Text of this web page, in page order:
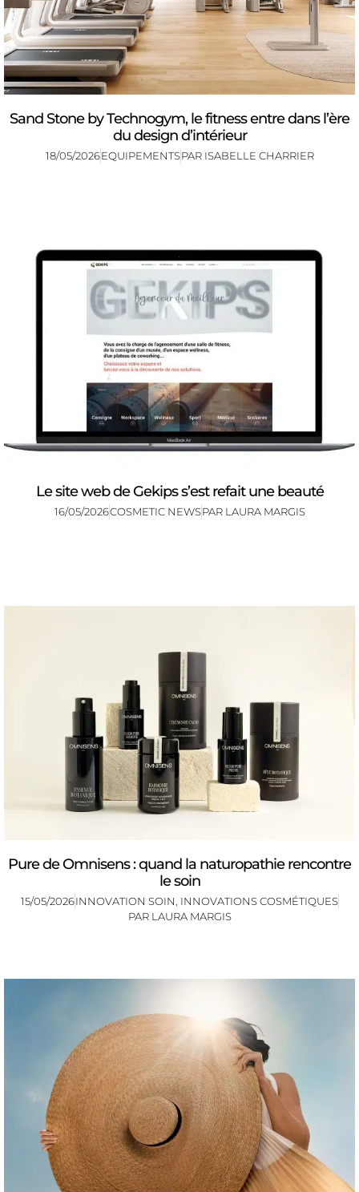
Sand Stone by Technogym, le fitness entre dans l’ère
du design d’intérieur
18/05/2026EQUIPEMENTSPAR ISABELLE CHARRIER
Le site web de Gekips s’est refait une beauté
16/05/2026COSMETIC NEWSPAR LAURA MARGIS
Pure de Omnisens : quand la naturopathie rencontre
le soin
15/05/2026INNOVATION SOIN INNOVATIONS COSMÉTIQUES
PAR LAURA MARGIS